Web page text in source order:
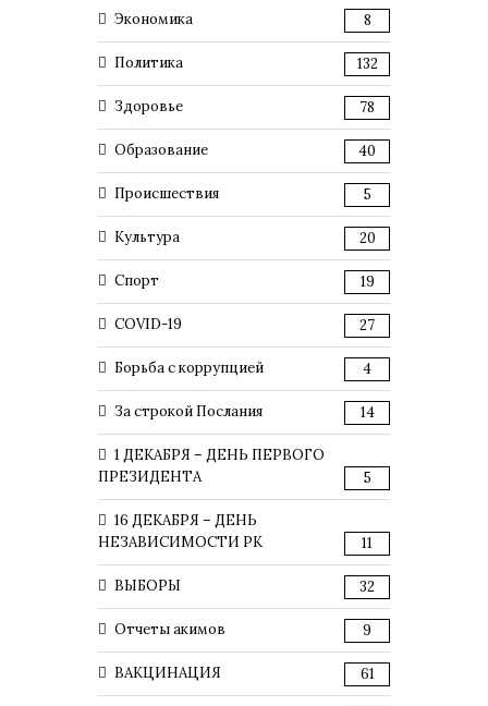
Экономика 8
Политика 132
Здоровье 78
Образование 40
Происшествия 5
Культура 20
Спорт 19
COVID-19 27
Борьба с коррупцией 4
За строкой Послания 14
1 ДЕКАБРЯ – ДЕНЬ ПЕРВОГО
ПРЕЗИДЕНТА
5
16 ДЕКАБРЯ – ДЕНЬ
НЕЗАВИСИМОСТИ РК
11
ВЫБОРЫ 32
Отчеты акимов 9
ВАКЦИНАЦИЯ 61